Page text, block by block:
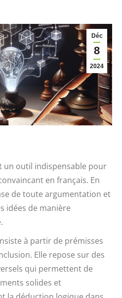
Déc
8
2024
un outil indispensable pour
en français. En
de toute argumentation et
idées de manière
à partir de prémisses
Elle repose sur des
qui permettent de
solides et